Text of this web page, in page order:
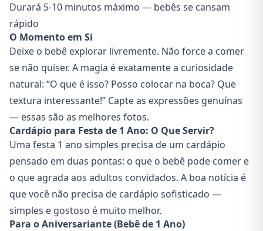
Durará 5-10 minutos máximo — bebês se cansam
rápido
O Momento em Si
Deixe o bebê explorar livremente. Não force a comer
se não quiser. A magia é exatamente a curiosidade
natural: “O que é isso? Posso colocar na boca? Que
textura interessante!” Capte as expressões genuínas
— essas são as melhores fotos.
Cardápio para Festa de 1 Ano: O Que Servir?
Uma festa 1 ano simples precisa de um cardápio
pensado em duas pontas: o que o bebê pode comer e
o que agrada aos adultos convidados. A boa notícia é
que você não precisa de cardápio sofisticado —
simples e gostoso é muito melhor.
Para o Aniversariante (Bebê de 1 Ano)